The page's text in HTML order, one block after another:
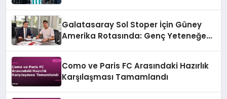
Galatasaray Sol Stoper İçin Güney
Amerika Rotasında: Genç Yeteneğe
Como ve Paris FC Arasındaki Hazırlık
Karşılaşması Tamamlandı